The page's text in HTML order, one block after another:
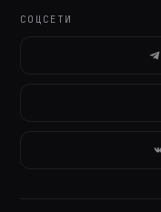
СОЦСЕТИ